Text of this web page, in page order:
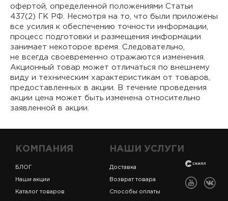
офертой, определенной положениями Статьи
437(2) ГК РФ. Несмотря на то, что были приложены
все усилия к обеспечению точности информации,
процесс подготовки и размещения информации
занимает некоторое время. Следовательно,
не всегда своевременно отражаются изменения.
Акционный товар может отличаться по внешнему
виду и техническим характеристикам от товаров,
предоставленных в акции. В течение проведения
акции цена может быть изменена относительно
заявленной в акции.
КОМПАНИЯ
БЛОГ
Наши акции
Каталог товаров
НАШИ УСЛУГИ
Доставка
Возврат товара
Способы оплаты